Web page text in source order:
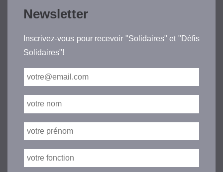
Newsletter
Inscrivez-vous pour recevoir "Solidaires" et "Défis
Solidaires"!